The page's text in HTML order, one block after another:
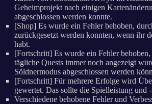
Geheimprojekt nach einigen
abgeschlossen werden konnte.
[Shop] Es wurde ein Fehler behoben,
zurückgesetzt werden konnten, wenn ihr
habt.
[Fortschritt] Es wurde ein Fehler
tägliche Quests immer noch angezeigt
Söldnermodus abgeschlossen werden
[Fortschritt] Für mehrere Erfolge wird
gewertet. Das sollte die Spielleistung und
Verschiedene behobene Fehler und